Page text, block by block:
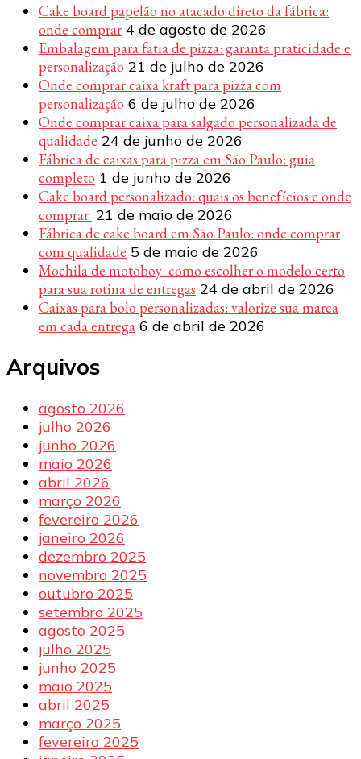
Cake board papelão no atacado direto da fábrica:
onde comprar 4 de agosto de 2026
Embalagem para fatia de pizza: garanta praticidade e
personalização 21 de julho de 2026
Onde comprar caixa kraft para pizza com
personalização 6 de julho de 2026
Onde comprar caixa para salgado personalizada de
qualidade 24 de junho de 2026
Fábrica de caixas para pizza em São Paulo: guia
completo 1 de junho de 2026
Cake board personalizado: quais os benefícios e onde
comprar 21 de maio de 2026
Fábrica de cake board em São Paulo: onde comprar
com qualidade 5 de maio de 2026
Mochila de motoboy: como escolher o modelo certo
para sua rotina de entregas 24 de abril de 2026
Caixas para bolo personalizadas: valorize sua marca
em cada entrega 6 de abril de 2026
Arquivos
agosto 2026
julho 2026
junho 2026
maio 2026
abril 2026
março 2026
fevereiro 2026
janeiro 2026
dezembro 2025
novembro 2025
outubro 2025
setembro 2025
agosto 2025
julho 2025
junho 2025
maio 2025
abril 2025
março 2025
fevereiro 2025